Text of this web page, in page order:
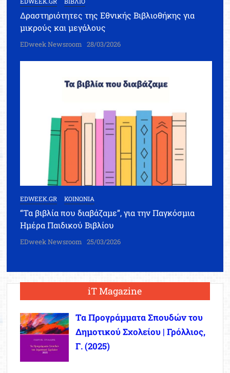
Δραστηριότητες της Εθνικής Βιβλιοθήκης για
μικρούς και μεγάλους
EDweek Newsroom 28/03/2026
EDWEEK.GR ΚΟΙΝΩΝΙΑ
“Τα βιβλία που διαβάζαμε”, για την Παγκόσμια
Ημέρα Παιδικού Βιβλίου
EDweek Newsroom 25/03/2026
iT Magazine
Τα Προγράμματα Σπουδών του
Δημοτικού Σχολείου | Γρόλλιος,
Γ. (2025)